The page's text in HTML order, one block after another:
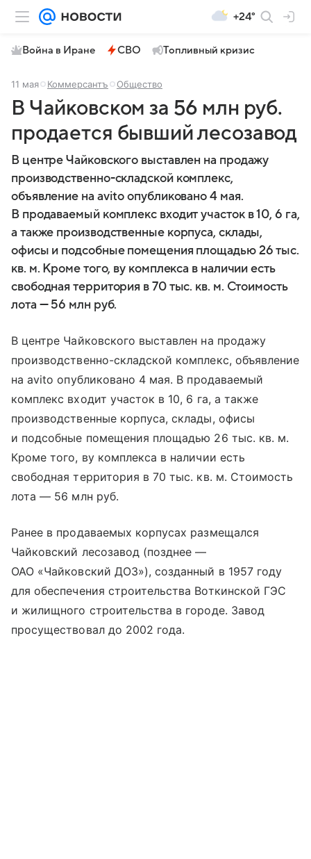
+24°
Война в Иране СВО Топливный кризис
11 мая Коммерсантъ Общество
В Чайковском за 56 млн руб.
продается бывший лесозавод
В центре Чайковского выставлен на продажу
производственно-складской комплекс,
объявление на avito опубликовано 4 мая.
В продаваемый комплекс входит участок в 10, 6 га,
а также производственные корпуса, склады,
офисы и подсобные помещения площадью 26 тыс.
кв. м. Кроме того, ву комплекса в наличии есть
свободная территория в 70 тыс. кв. м. Стоимость
лота — 56 млн руб.
В центре Чайковского выставлен на продажу
производственно-складской комплекс, объявление
на avito опубликовано 4 мая. В продаваемый
комплекс входит участок в 10, 6 га, а также
производственные корпуса, склады, офисы
и подсобные помещения площадью 26 тыс. кв. м.
Кроме того, ву комплекса в наличии есть
свободная территория в 70 тыс. кв. м. Стоимость
лота — 56 млн руб.
Ранее в продаваемых корпусах размещался
Чайковский лесозавод (позднее —
ОАО «Чайковский ДОЗ»), созданный в 1957 году
для обеспечения строительства Воткинской ГЭС
и жилищного строительства в городе. Завод
просуществовал до 2002 года.